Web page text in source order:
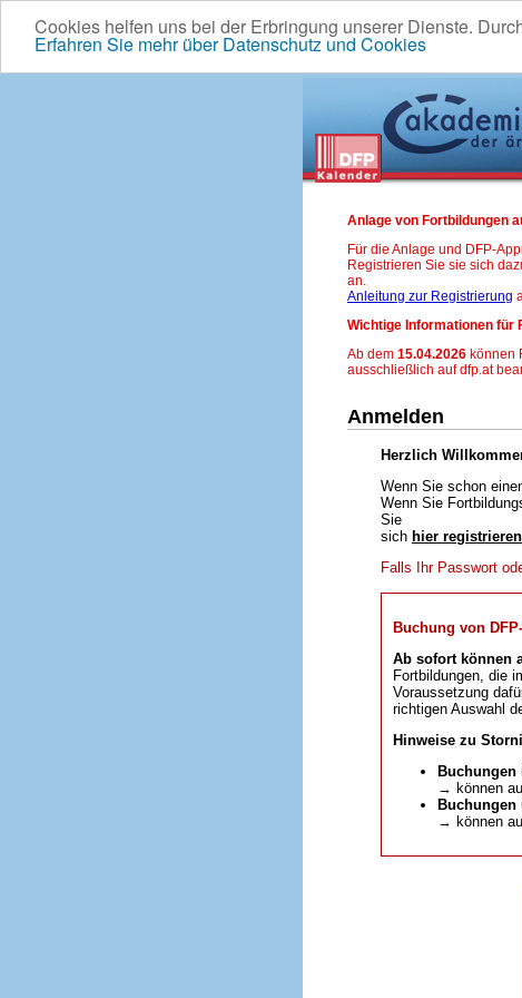
Cookies helfen uns bei der Erbringung unserer Dienste.
Erfahren Sie mehr über Datenschutz und Cookies
Anlage von Fortbildungen
Für die Anlage und DFP-
Registrieren Sie sie sich
an.
Anleitung zur Registrierung
Wichtige Informationen für
Ab dem 15.04.2026 können
ausschließlich auf dfp.at
Anmelden
Herzlich
Wenn Sie schon
Wenn Sie
Sie
sich hier registrieren
Falls Ihr Passwort
Buchung von
Ab sofort können
Fortbildungen, die
Voraussetzung
richtigen Auswahl
Hinweise zu
Buchungen
→ können
Buchungen
→ können